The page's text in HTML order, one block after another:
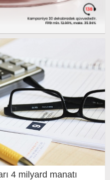
4 milyard manatı